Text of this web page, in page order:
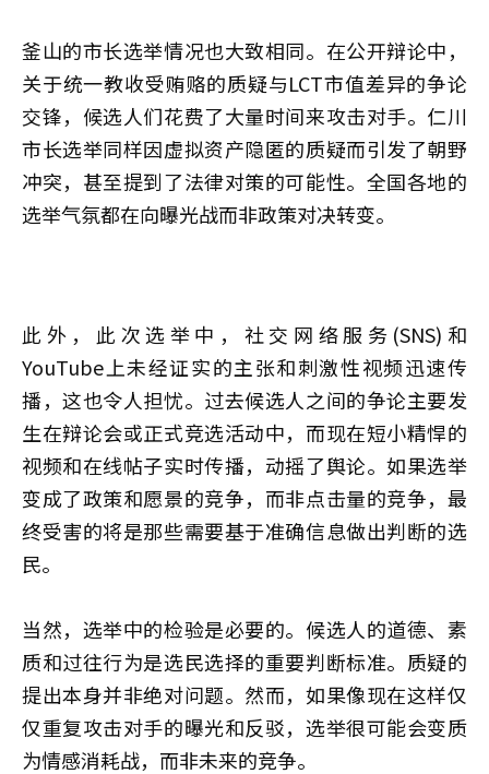
釜山的市长选举情况也大致相同。在公开辩论中，
关于统一教收受贿赂的质疑与LCT市值差异的争论
交锋，候选人们花费了大量时间来攻击对手。仁川
市长选举同样因虚拟资产隐匿的质疑而引发了朝野
冲突，甚至提到了法律对策的可能性。全国各地的
选举气氛都在向曝光战而非政策对决转变。
此外，此次选举中，社交网络服务(SNS)和
YouTube上未经证实的主张和刺激性视频迅速传
播，这也令人担忧。过去候选人之间的争论主要发
生在辩论会或正式竞选活动中，而现在短小精悍的
视频和在线帖子实时传播，动摇了舆论。如果选举
变成了政策和愿景的竞争，而非点击量的竞争，最
终受害的将是那些需要基于准确信息做出判断的选
民。
当然，选举中的检验是必要的。候选人的道德、素
质和过往行为是选民选择的重要判断标准。质疑的
提出本身并非绝对问题。然而，如果像现在这样仅
仅重复攻击对手的曝光和反驳，选举很可能会变质
为情感消耗战，而非未来的竞争。